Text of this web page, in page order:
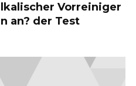
Vorreiniger
an? der Test